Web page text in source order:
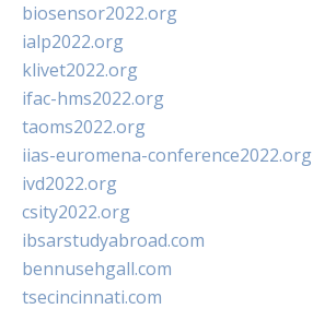
biosensor2022.org
ialp2022.org
klivet2022.org
ifac-hms2022.org
taoms2022.org
iias-euromena-conference2022.org
ivd2022.org
csity2022.org
ibsarstudyabroad.com
bennusehgall.com
tsecincinnati.com